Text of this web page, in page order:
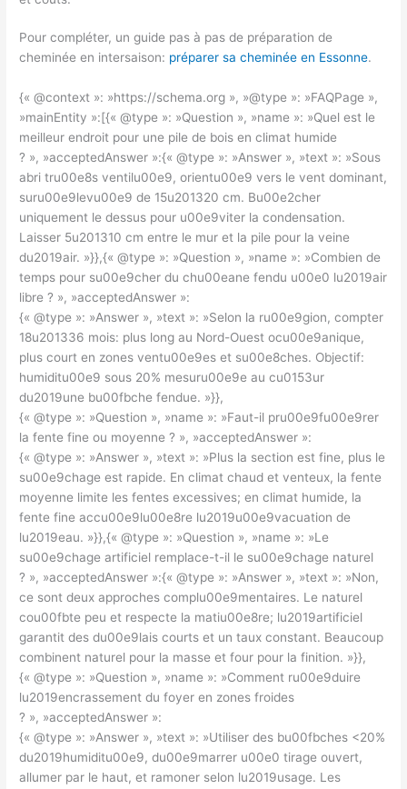
Pour compléter, un guide pas à pas de préparation de
cheminée en intersaison: préparer sa cheminée en Essonne.
{« @context »: »https://schema.org », »@type »: »FAQPage »,
»mainEntity »:[{« @type »: »Question », »name »: »Quel est le
meilleur endroit pour une pile de bois en climat humide
? », »acceptedAnswer »:{« @type »: »Answer », »text »: »Sous
abri tru00e8s ventilu00e9, orientu00e9 vers le vent dominant,
suru00e9levu00e9 de 15u201320 cm. Bu00e2cher
uniquement le dessus pour u00e9viter la condensation.
Laisser 5u201310 cm entre le mur et la pile pour la veine
du2019air. »}},{« @type »: »Question », »name »: »Combien de
temps pour su00e9cher du chu00eane fendu u00e0 lu2019air
libre ? », »acceptedAnswer »:
{« @type »: »Answer », »text »: »Selon la ru00e9gion, compter
18u201336 mois: plus long au Nord-Ouest ocu00e9anique,
plus court en zones ventu00e9es et su00e8ches. Objectif:
humiditu00e9 sous 20% mesuru00e9e au cu0153ur
du2019une bu00fbche fendue. »}},
{« @type »: »Question », »name »: »Faut-il pru00e9fu00e9rer
la fente fine ou moyenne ? », »acceptedAnswer »:
{« @type »: »Answer », »text »: »Plus la section est fine, plus le
su00e9chage est rapide. En climat chaud et venteux, la fente
moyenne limite les fentes excessives; en climat humide, la
fente fine accu00e9lu00e8re lu2019u00e9vacuation de
lu2019eau. »}},{« @type »: »Question », »name »: »Le
su00e9chage artificiel remplace-t-il le su00e9chage naturel
? », »acceptedAnswer »:{« @type »: »Answer », »text »: »Non,
ce sont deux approches complu00e9mentaires. Le naturel
cou00fbte peu et respecte la matiu00e8re; lu2019artificiel
garantit des du00e9lais courts et un taux constant. Beaucoup
combinent naturel pour la masse et four pour la finition. »}},
{« @type »: »Question », »name »: »Comment ru00e9duire
lu2019encrassement du foyer en zones froides
? », »acceptedAnswer »:
{« @type »: »Answer », »text »: »Utiliser des bu00fbches <20%
du2019humiditu00e9, du00e9marrer u00e0 tirage ouvert,
allumer par le haut, et ramoner selon lu2019usage. Les